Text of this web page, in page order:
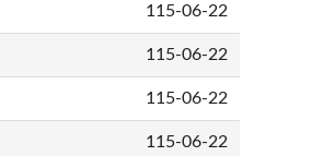
115-06-22
115-06-22
115-06-22
115-06-22